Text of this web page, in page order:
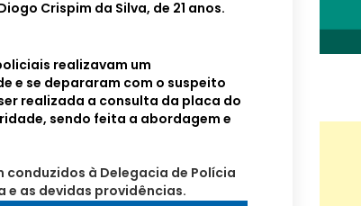
Crispim da Silva, de 21 anos.
realizavam um
e se depararam com o suspeito
realizada a consulta da placa do
sendo feita a abordagem e
conduzidos à Delegacia de Polícia
e as devidas providências.